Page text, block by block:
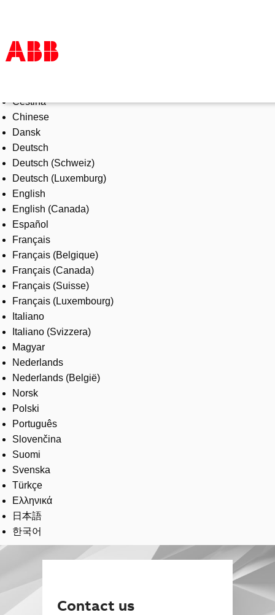
Products & Solutions
Industries
Services
About us
Where to buy
Contact us
Careers
Čeština
Chinese
Dansk
Deutsch
Deutsch (Schweiz)
Deutsch (Luxemburg)
English
English (Canada)
Español
Français
Français (Belgique)
Français (Canada)
Français (Suisse)
Français (Luxembourg)
Italiano
Italiano (Svizzera)
Magyar
Nederlands
Nederlands (België)
Norsk
Polski
Português
Slovenčina
Suomi
Svenska
Türkçe
Ελληνικά
日本語
한국어
Contact us